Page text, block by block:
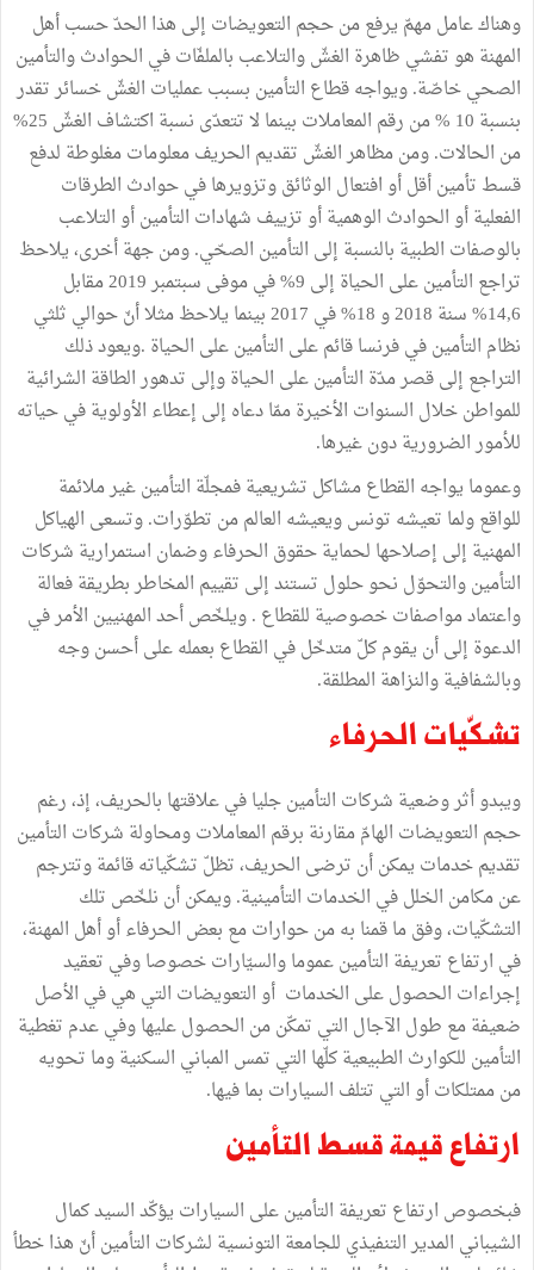
وهناك عامل مهمّ يرفع من حجم التعويضات إلى هذا الحدّ حسب أهل
المهنة هو تفشي ظاهرة الغشّ والتلاعب بالملفّات في الحوادث والتأمين
الصحي خاصّة. ويواجه قطاع التأمين بسبب عمليات الغشّ خسائر تقدر
بنسبة 10 % من رقم المعاملات بينما لا تتعدّى نسبة اكتشاف الغشّ 25%
من الحالات. ومن مظاهر الغشّ تقديم الحريف معلومات مغلوطة لدفع
قسط تأمين أقل أو افتعال الوثائق وتزويرها في حوادث الطرقات
الفعلية أو الحوادث الوهمية أو تزييف شهادات التأمين أو التلاعب
بالوصفات الطبية بالنسبة إلى التأمين الصحّي. ومن جهة أخرى، يلاحظ
تراجع التأمين على الحياة إلى 9% في موفى سبتمبر 2019 مقابل
14,6% سنة 2018 و 18% في 2017 بينما يلاحظ مثلا أنّ حوالي ثلثي
نظام التأمين في فرنسا قائم على التأمين على الحياة .ويعود ذلك
التراجع إلى قصر مدّة التأمين على الحياة وإلى تدهور الطاقة الشرائية
للمواطن خلال السنوات الأخيرة ممّا دعاه إلى إعطاء الأولوية في حياته
للأمور الضرورية دون غيرها.
وعموما يواجه القطاع مشاكل تشريعية فمجلّة التأمين غير ملائمة
للواقع ولما تعيشه تونس ويعيشه العالم من تطوّرات. وتسعى الهياكل
المهنية إلى إصلاحها لحماية حقوق الحرفاء وضمان استمرارية شركات
التأمين والتحوّل نحو حلول تستند إلى تقييم المخاطر بطريقة فعالة
واعتماد مواصفات خصوصية للقطاع . ويلخّص أحد المهنيين الأمر في
الدعوة إلى أن يقوم كلّ متدخّل في القطاع بعمله على أحسن وجه
وبالشفافية والنزاهة المطلقة.
تشكّيات الحرفاء
ويبدو أثر وضعية شركات التأمين جليا في علاقتها بالحريف، إذ، رغم
حجم التعويضات الهامّ مقارنة برقم المعاملات ومحاولة شركات التأمين
تقديم خدمات يمكن أن ترضى الحريف، تظلّ تشكّياته قائمة وتترجم
عن مكامن الخلل في الخدمات التأمينية. ويمكن أن نلخّص تلك
التشكّيات، وفق ما قمنا به من حوارات مع بعض الحرفاء أو أهل المهنة،
في ارتفاع تعريفة التأمين عموما والسيّارات خصوصا وفي تعقيد
إجراءات الحصول على الخدمات أو التعويضات التي هي في الأصل
ضعيفة مع طول الآجال التي تمكّن من الحصول عليها وفي عدم تغطية
التأمين للكوارث الطبيعية كلّها التي تمس المباني السكنية وما تحويه
من ممتلكات أو التي تتلف السيارات بما فيها.
ارتفاع قيمة قسط التأمين
فبخصوص ارتفاع تعريفة التأمين على السيارات يؤكّد السيد كمال
الشيباني المدير التنفيذي للجامعة التونسية لشركات التأمين أنّ هذا خطأ